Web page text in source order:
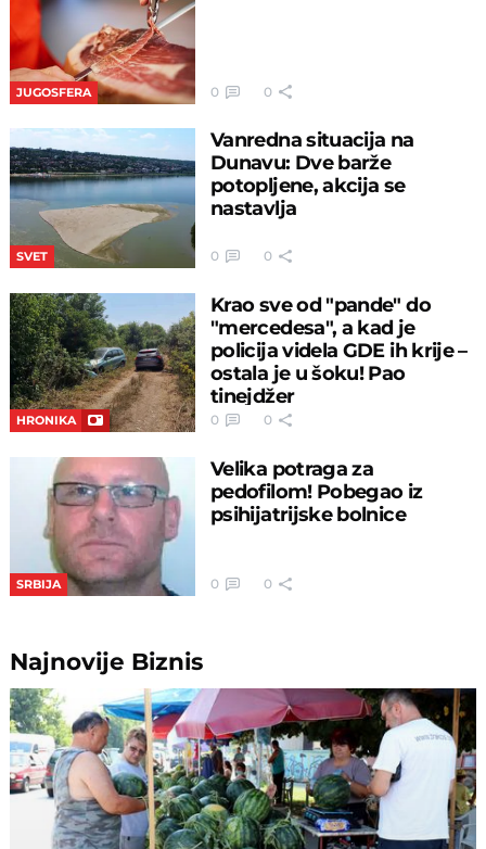
JUGOSFERA 0 0
SVET
Vanredna situacija na
Dunavu: Dve barže
potopljene, akcija se
nastavlja
0 0
HRONIKA
Krao sve od "pande" do
"mercedesa", a kad je
policija videla GDE ih krije –
ostala je u šoku! Pao
tinejdžer
0 0
SRBIJA
Velika potraga za
pedofilom! Pobegao iz
psihijatrijske bolnice
0 0
Najnovije Biznis